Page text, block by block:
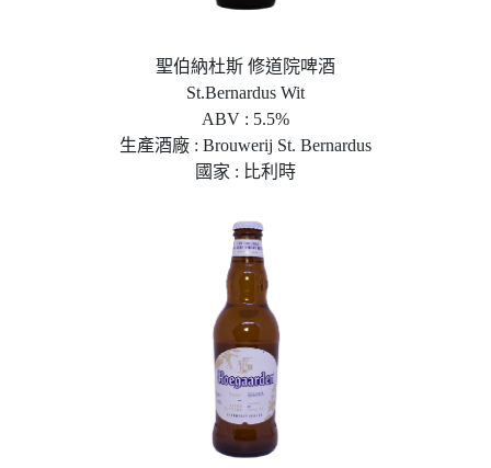
聖伯納杜斯 修道院啤酒
St.Bernardus Wit
ABV : 5.5%
生產酒廠 : Brouwerij St. Bernardus
國家 : 比利時